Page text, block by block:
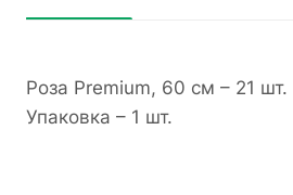
Роза Premium, 60 см – 21 шт.
Упаковка – 1 шт.